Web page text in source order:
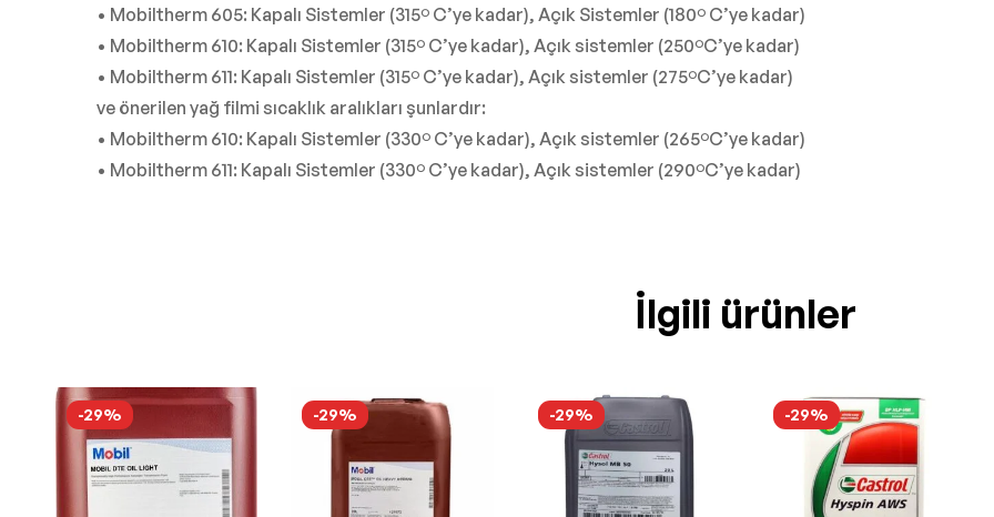
• Mobiltherm 605: Kapalı Sistemler (315º C’ye kadar), Açık Sistemler (180º C’ye kadar)
• Mobiltherm 610: Kapalı Sistemler (315º C’ye kadar), Açık sistemler (250ºC’ye kadar)
• Mobiltherm 611: Kapalı Sistemler (315º C’ye kadar), Açık sistemler (275ºC’ye kadar)
ve önerilen yağ filmi sıcaklık aralıkları şunlardır:
• Mobiltherm 610: Kapalı Sistemler (330º C’ye kadar), Açık sistemler (265ºC’ye kadar)
• Mobiltherm 611: Kapalı Sistemler (330º C’ye kadar), Açık sistemler (290ºC’ye kadar)
İlgili ürünler
-29% -29% -29% -29%